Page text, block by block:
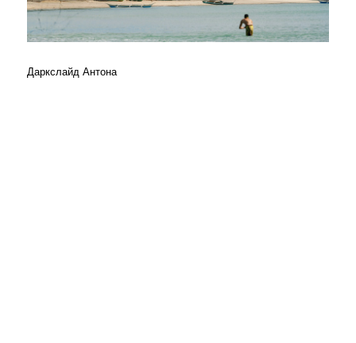
Даркслайд Антона